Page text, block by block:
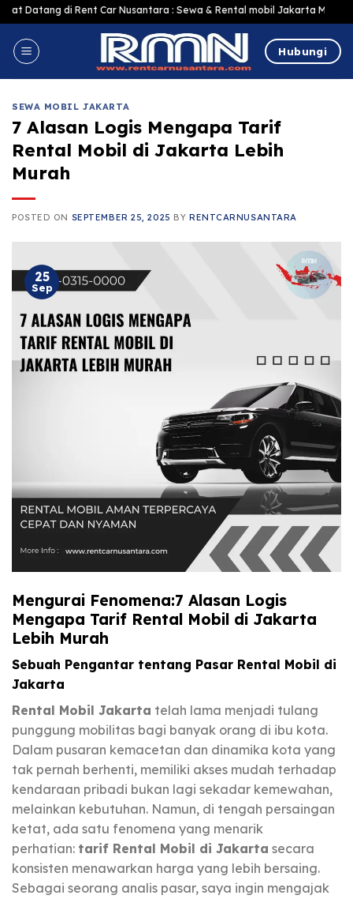
Skip
to
content
di Rent Car Nusantara : Sewa & Rental mobil Jakarta Murah Harga
Hubungi
SEWA MOBIL JAKARTA
7 Alasan Logis Mengapa Tarif
Rental Mobil di Jakarta Lebih
Murah
POSTED ON SEPTEMBER 25, 2025 BY RENTCARNUSANTARA
25
Sep
Mengurai Fenomena:7 Alasan Logis
Mengapa Tarif Rental Mobil di Jakarta
Lebih Murah
Sebuah Pengantar tentang Pasar Rental Mobil di
Jakarta
Rental Mobil Jakarta telah lama menjadi tulang
punggung mobilitas bagi banyak orang di ibu kota.
Dalam pusaran kemacetan dan dinamika kota yang
tak pernah berhenti, memiliki akses mudah terhadap
kendaraan pribadi bukan lagi sekadar kemewahan,
melainkan kebutuhan. Namun, di tengah persaingan
ketat, ada satu fenomena yang menarik
perhatian: tarif Rental Mobil di Jakarta secara
konsisten menawarkan harga yang lebih bersaing.
Sebagai seorang analis pasar, saya ingin mengajak